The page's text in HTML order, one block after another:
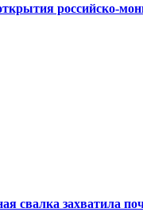
российско-
свалка захватила